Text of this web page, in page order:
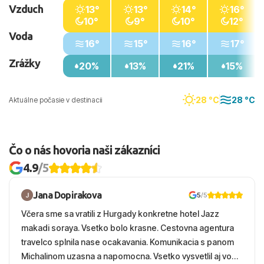
Aktuálne počasie v destinacii 28 °C 28 °C
Vzduch
Voda
Zrážky
13°
10°
16°
20%
13°
9°
15°
13%
14°
10°
16°
21%
16°
12°
17°
15%
Čo o nás hovoria naši zákazníci
4.9/5
Jana Dopirakova 5/5
Včera sme sa vratili z Hurgady konkretne hotel Jazz
makadi soraya. Vsetko bolo krasne. Cestovna agentura
travelco splnila nase ocakavania. Komunikacia s panom
Michalinom uzasna a napomocna. Vsetko vysvetlil aj vo